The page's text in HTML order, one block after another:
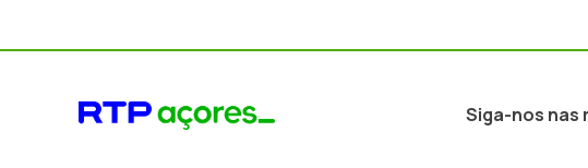
Siga-nos nas